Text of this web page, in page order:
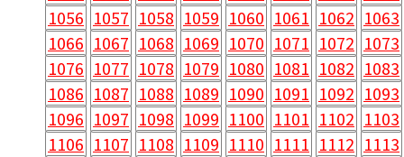
1056 1057 1058 1059 1060 1061 1062 1063
1066 1067 1068 1069 1070 1071 1072 1073
1076 1077 1078 1079 1080 1081 1082 1083
1086 1087 1088 1089 1090 1091 1092 1093
1096 1097 1098 1099 1100 1101 1102 1103
1106 1107 1108 1109 1110 1111 1112 1113